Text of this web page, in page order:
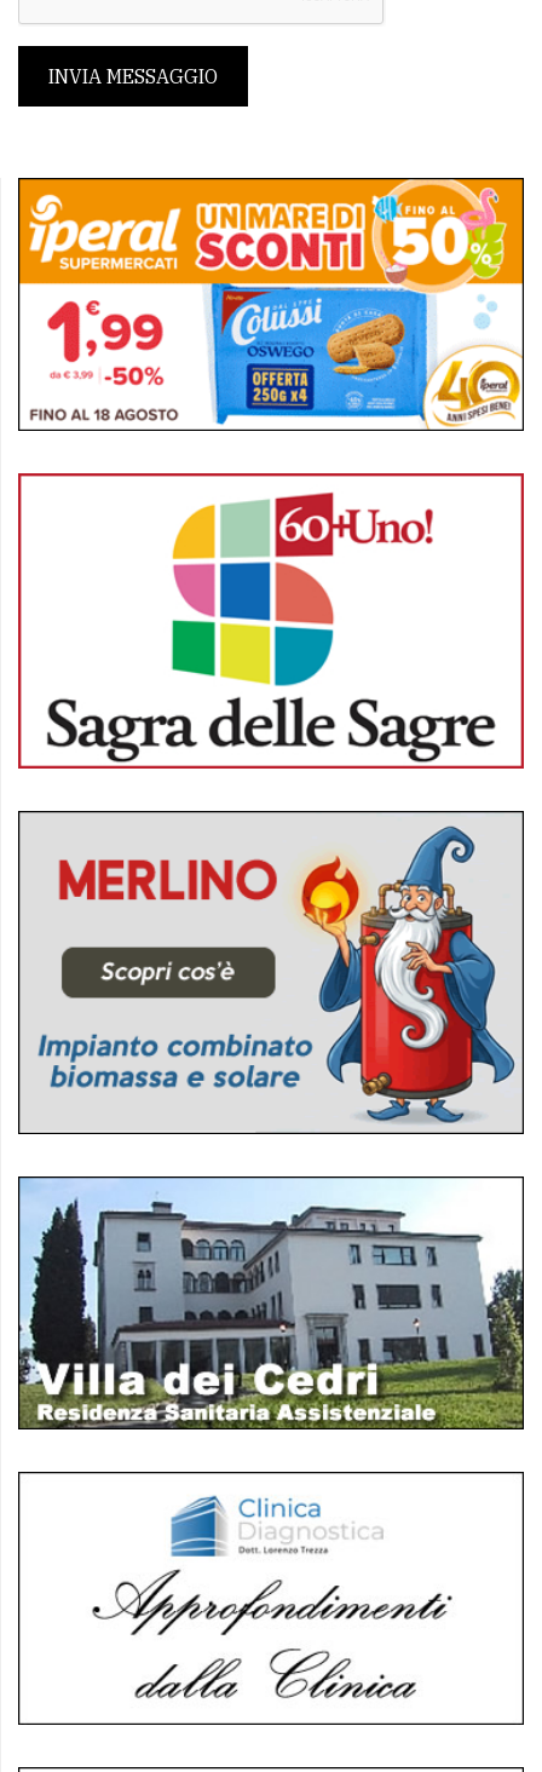
INVIA MESSAGGIO